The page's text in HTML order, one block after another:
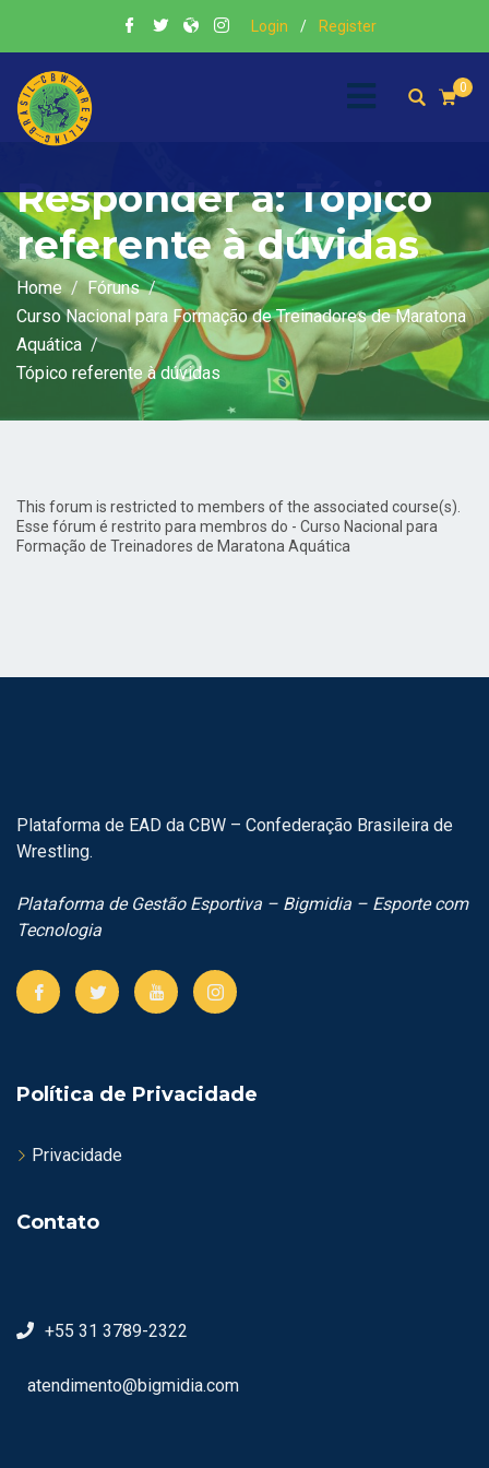
Login / Register
0
Responder a: Tópico
referente à dúvidas
Home
Fóruns
Curso Nacional para Formação de Treinadores de Maratona
Aquática
Tópico referente à dúvidas
This forum is restricted to members of the associated course(s).
Esse fórum é restrito para membros do - Curso Nacional para
Formação de Treinadores de Maratona Aquática
Plataforma de EAD da CBW – Confederação Brasileira de
Wrestling.
Plataforma de Gestão Esportiva – Bigmidia – Esporte com
Tecnologia
Política de Privacidade
Privacidade
Contato
+55 31 3789-2322
atendimento@bigmidia.com